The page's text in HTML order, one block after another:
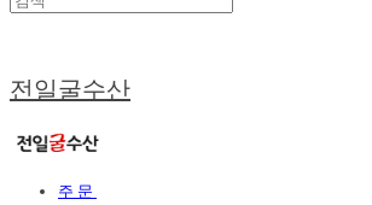
전일굴수산
주문